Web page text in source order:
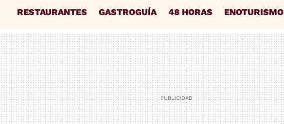
RESTAURANTES GASTROGUÍA 48 HORAS ENOTURISMO